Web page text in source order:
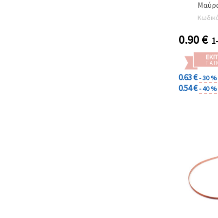
0.90€
ΓΙΑ
0.63 €- 30 %
0.54 €- 40 %